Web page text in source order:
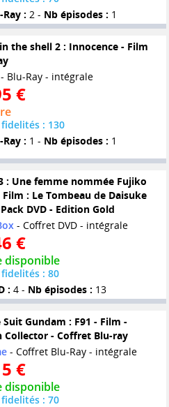
: 2 - Nb épisodes : 1
the shell 2 : Innocence - Film
- Blu-Ray - intégrale
€
: 130
: 1 - Nb épisodes : 1
: Une femme nommée Fujiko
Film : Le Tombeau de Daisuke
DVD - Edition Gold
- Coffret DVD - intégrale
€
disponible
: 80
: 4 - Nb épisodes : 13
Gundam : F91 - Film -
Collector - Coffret Blu-ray
- Coffret Blu-Ray - intégrale
€
disponible
: 70